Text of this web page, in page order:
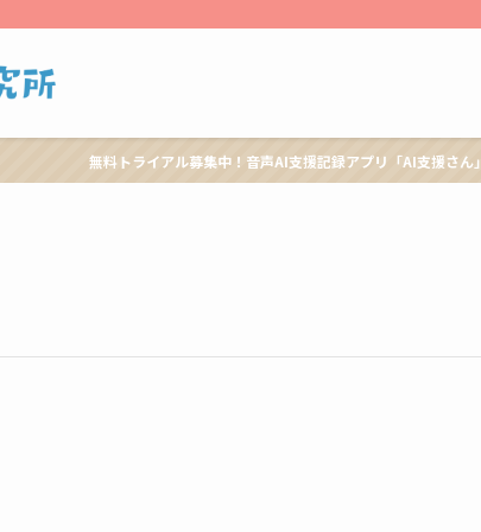
無料トライアル募集中！音声AI支援記録アプリ「AI支援さん」